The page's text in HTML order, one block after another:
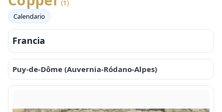
(1)
Calendario
Francia
Puy-de-Dôme (Auvernia-Ródano-Alpes)